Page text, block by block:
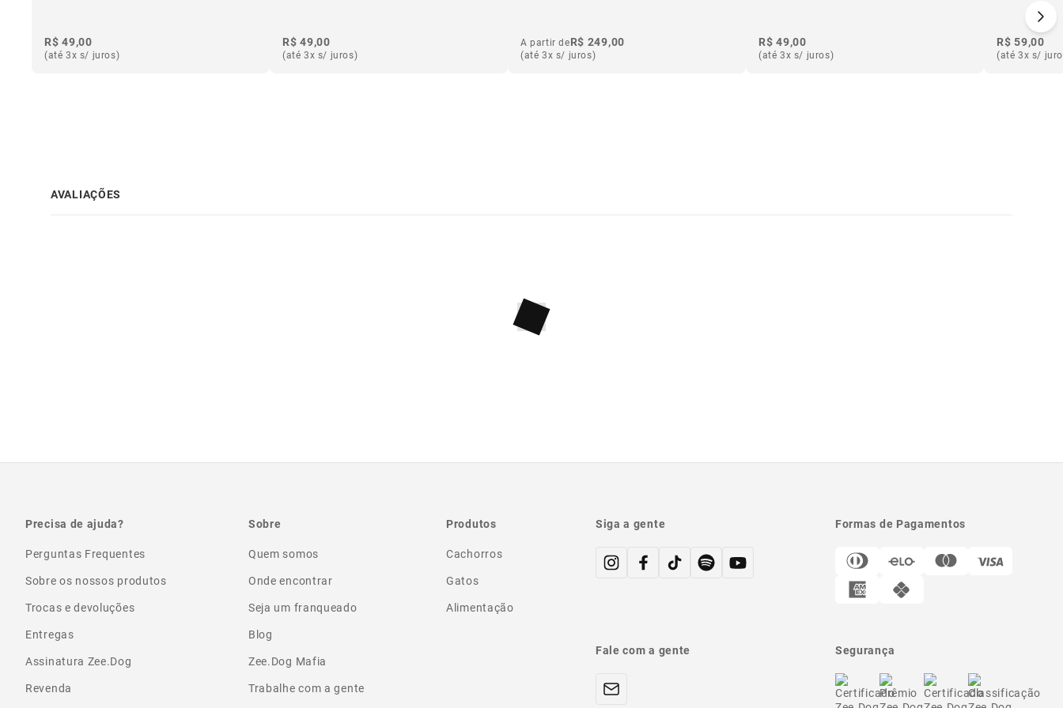
R$ 49,00
(até 3x s/ juros)
R$ 49,00
(até 3x s/ juros)
A partir deR$ 249,00
(até 3x s/ juros)
R$ 49,00
(até 3x s/ juros)
R$ 59,00
(até 3x s/
AVALIAÇÕES
Precisa de ajuda?
Perguntas Frequentes
Sobre os nossos produtos
Trocas e devoluções
Entregas
Assinatura Zee.Dog
Revenda
Sobre
Quem somos
Onde encontrar
Seja um franqueado
Blog
Zee.Dog Mafia
Trabalhe com a gente
Produtos
Cachorros
Gatos
Alimentação
Siga a gente
Fale com a gente
Formas de Pagamentos
Segurança